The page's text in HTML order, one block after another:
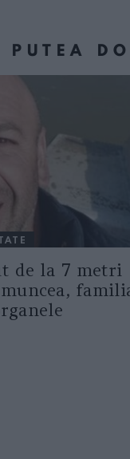
de la 7 metri